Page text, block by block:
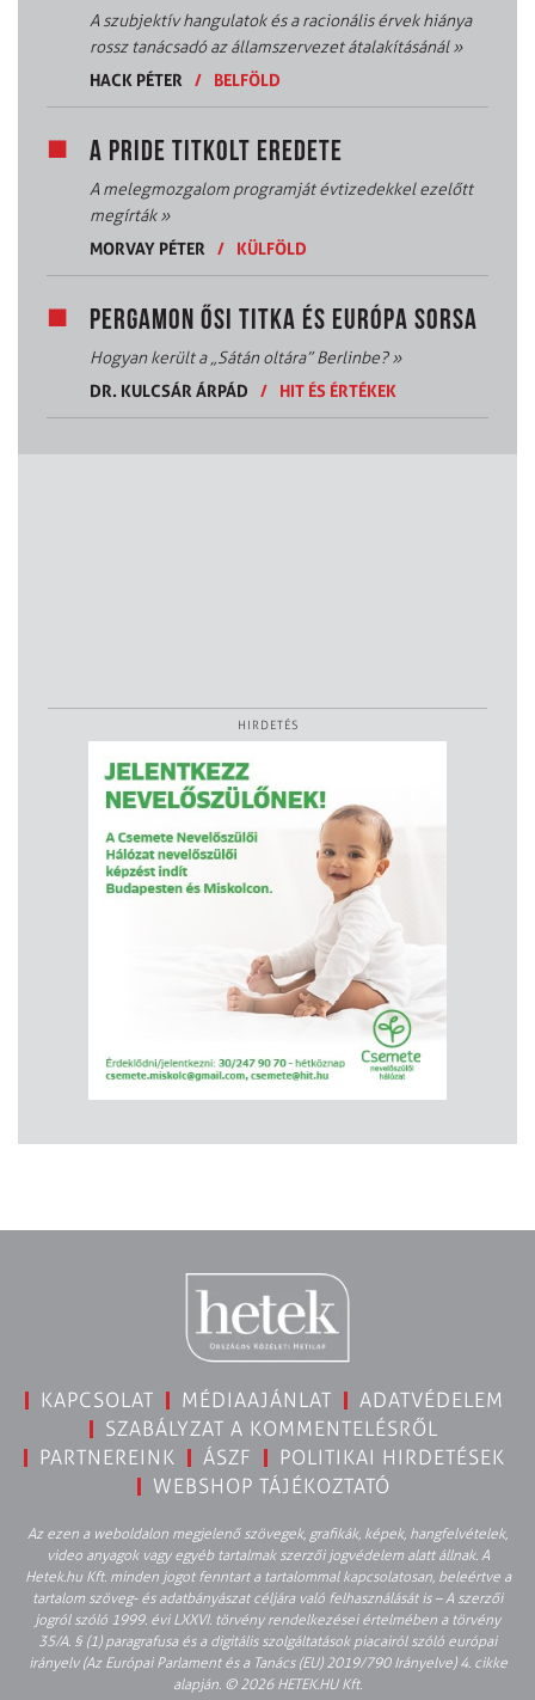
A szubjektív hangulatok és a racionális érvek hiánya
rossz tanácsadó az államszervezet átalakításánál»
HACK PÉTER
/ BELFÖLD
A PRIDE TITKOLT EREDETE
A melegmozgalom programját évtizedekkel ezelőtt
megírták»
MORVAY PÉTER
/ KÜLFÖLD
PERGAMON ŐSI TITKA ÉS EURÓPA SORSA
Hogyan került a „Sátán oltára” Berlinbe?»
DR. KULCSÁR ÁRPÁD
/ HIT ÉS ÉRTÉKEK
HIRDETÉS
KAPCSOLAT MÉDIAAJÁNLAT
ADATVÉDELEM
SZABÁLYZAT A KOMMENTELÉSRŐL
PARTNEREINK
ÁSZF
POLITIKAI HIRDETÉSEK
WEBSHOP TÁJÉKOZTATÓ
Az ezen a weboldalon megjelenő szövegek, grafikák, képek, hangfelvételek,
video anyagok vagy egyéb tartalmak szerzői jogvédelem alatt állnak. A
Hetek.hu Kft. minden jogot fenntart a tartalommal kapcsolatosan, beleértve a
tartalom szöveg- és adatbányászat céljára való felhasználását is – A szerzői
jogról szóló 1999. évi LXXVI. törvény rendelkezései értelmében a törvény
35/A. § (1) paragrafusa és a digitális szolgáltatások piacairól szóló európai
irányelv (Az Európai Parlament és a Tanács (EU) 2019/790 Irányelve) 4. cikke
alapján. © 2026 HETEK.HU Kft.